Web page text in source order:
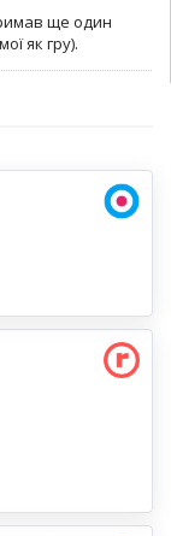
ще один
як гру).